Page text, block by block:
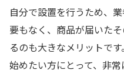
自分で設置を行うため、
要もなく、商品が届いた
るのも大きなメリットで
始めたい方にとって、非